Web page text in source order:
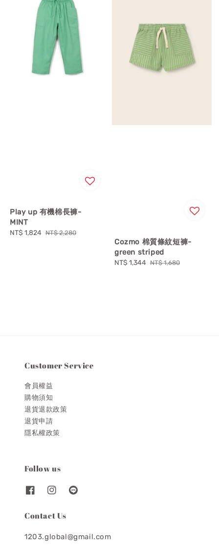
Play up 有機棉長褲-
MINT
Sale
NT$ 1,824 Regular
NT$ 2,280
Cozmo 棉質條紋短褲-
green striped
Sale
NT$ 1,344 Regular
NT$ 1,680
Customer Service
會員權益
購物須知
退貨退款政策
退貨申請
隱私權政策
Follow us
Contact Us
1203.global@gmail.com